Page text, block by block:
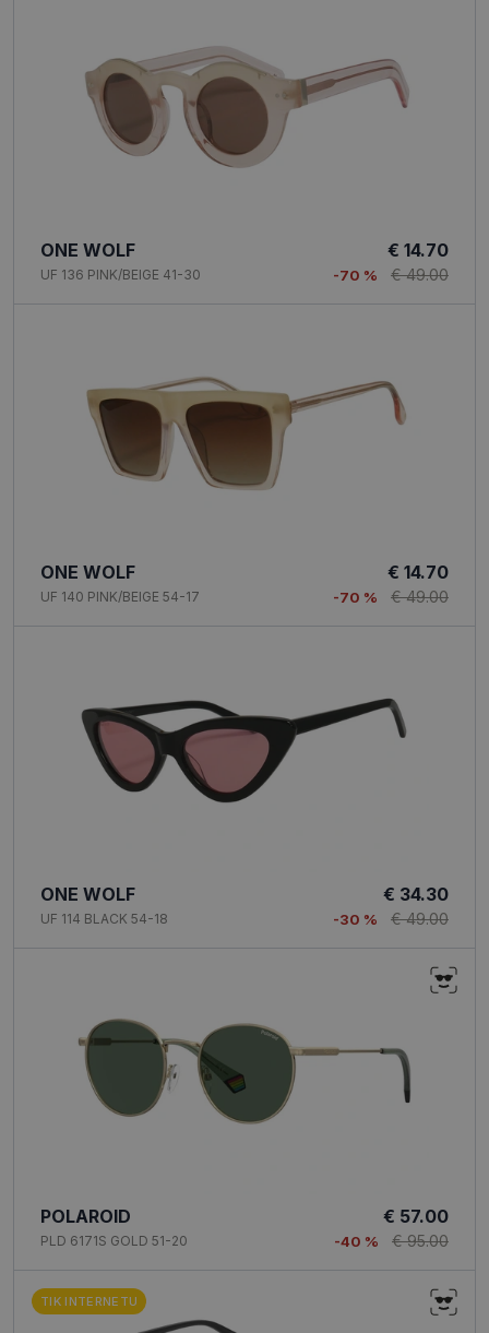
ONE WOLF
UF 136 PINK/BEIGE 41-30
€ 14.70
-70 % € 49.00
ONE WOLF
UF 140 PINK/BEIGE 54-17
€ 14.70
-70 % € 49.00
ONE WOLF
UF 114 BLACK 54-18
€ 34.30
-30 % € 49.00
POLAROID
PLD 6171S GOLD 51-20
€ 57.00
-40 % € 95.00
TIK INTERNETU